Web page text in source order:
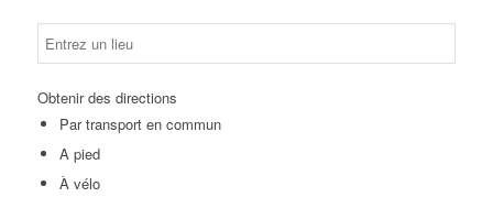
Obtenir des directions
Par transport en commun
A pied
À vélo